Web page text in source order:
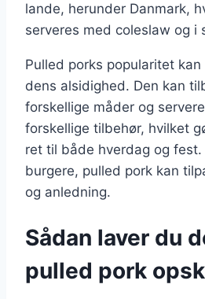
lande, herunder Danmark,
serveres med coleslaw og i
Pulled porks popularitet
dens alsidighed. Den kan
forskellige måder og
forskellige tilbehør, hvilket
ret til både hverdag og fest.
burgere, pulled pork kan
og anledning.
Sådan laver du
pulled pork